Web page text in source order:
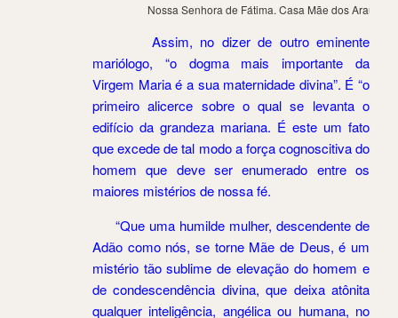
Nossa Senhora de Fátima. Casa Mãe dos Arautos
Assim, no dizer de outro eminente
mariólogo, “o dogma mais importante da
Virgem Maria é a sua maternidade divina”. É “o
primeiro alicerce sobre o qual se levanta o
edifício da grandeza mariana. É este um fato
que excede de tal modo a força cognoscitiva do
homem que deve ser enumerado entre os
maiores mistérios de nossa fé.
“Que uma humilde mulher, descendente de
Adão como nós, se torne Mãe de Deus, é um
mistério tão sublime de elevação do homem e
de condescendência divina, que deixa atônita
qualquer inteligência, angélica ou humana, no